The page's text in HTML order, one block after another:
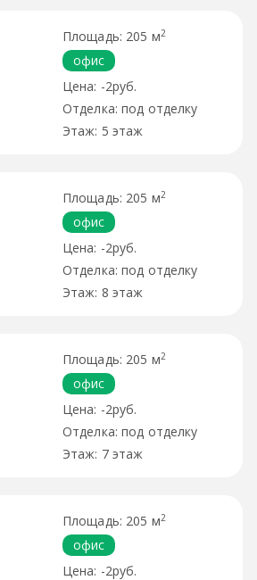
205 м2
офис
-2руб.
под отделку
5 этаж
205 м2
офис
-2руб.
под отделку
8 этаж
205 м2
офис
-2руб.
под отделку
7 этаж
205 м2
офис
-2руб.